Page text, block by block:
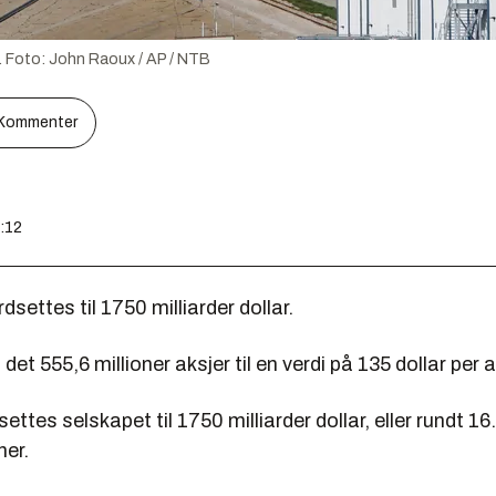
Foto: John Raoux / AP / NTB
til 1750 milliarder dollar.
555,6 millioner aksjer til en verdi på 135 dollar per
selskapet til 1750 milliarder dollar, eller rundt